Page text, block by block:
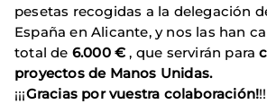
pesetas recogidas a la delegación
España en Alicante, y nos las han
total de 6.000 € , que servirán para
proyectos de Manos Unidas.
¡¡¡Gracias por vuestra colaboración!!!